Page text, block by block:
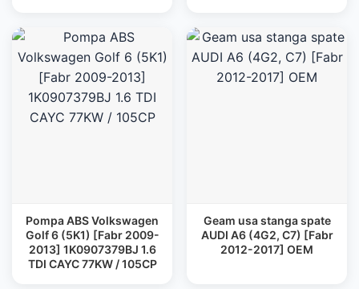
Pompa ABS Volkswagen
Golf 6 (5K1) [Fabr 2009-
2013] 1K0907379BJ 1.6
TDI CAYC 77KW / 105CP
Geam usa stanga spate
AUDI A6 (4G2, C7) [Fabr
2012-2017] OEM